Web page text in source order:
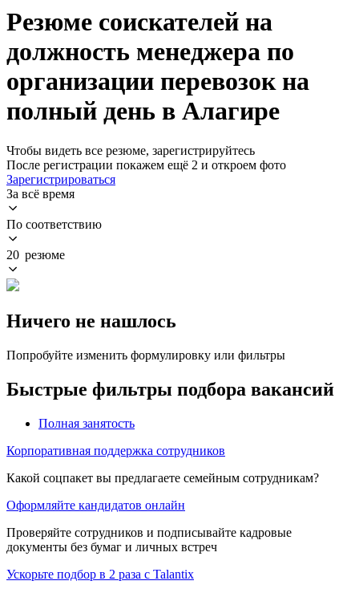
Резюме соискателей на
должность менеджера по
организации перевозок на
полный день в Алагире
Чтобы видеть все резюме, зарегистрируйтесь
После регистрации покажем ещё 2 и откроем фото
Зарегистрироваться
За всё время
По соответствию
20 резюме
Ничего не нашлось
Попробуйте изменить формулировку или фильтры
Быстрые фильтры подбора вакансий
Полная занятость
Корпоративная поддержка сотрудников
Какой соцпакет вы предлагаете семейным сотрудникам?
Оформляйте кандидатов онлайн
Проверяйте сотрудников и подписывайте кадровые
документы без бумаг и личных встреч
Ускорьте подбор в 2 раза с Talantix